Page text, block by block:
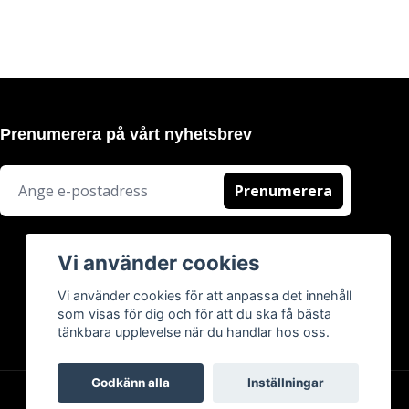
Prenumerera på vårt nyhetsbrev
Prenumerera
Vi använder cookies
Vi använder cookies för att anpassa det innehåll
som visas för dig och för att du ska få bästa
tänkbara upplevelse när du handlar hos oss.
Godkänn alla Inställningar